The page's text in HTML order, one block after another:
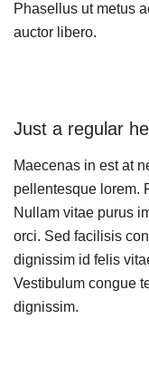
Phasellus ut metus
auctor libero.
Just a regular
Maecenas in est at
pellentesque lorem.
Nullam vitae purus
orci. Sed facilisis
dignissim id felis
Vestibulum congue
dignissim.